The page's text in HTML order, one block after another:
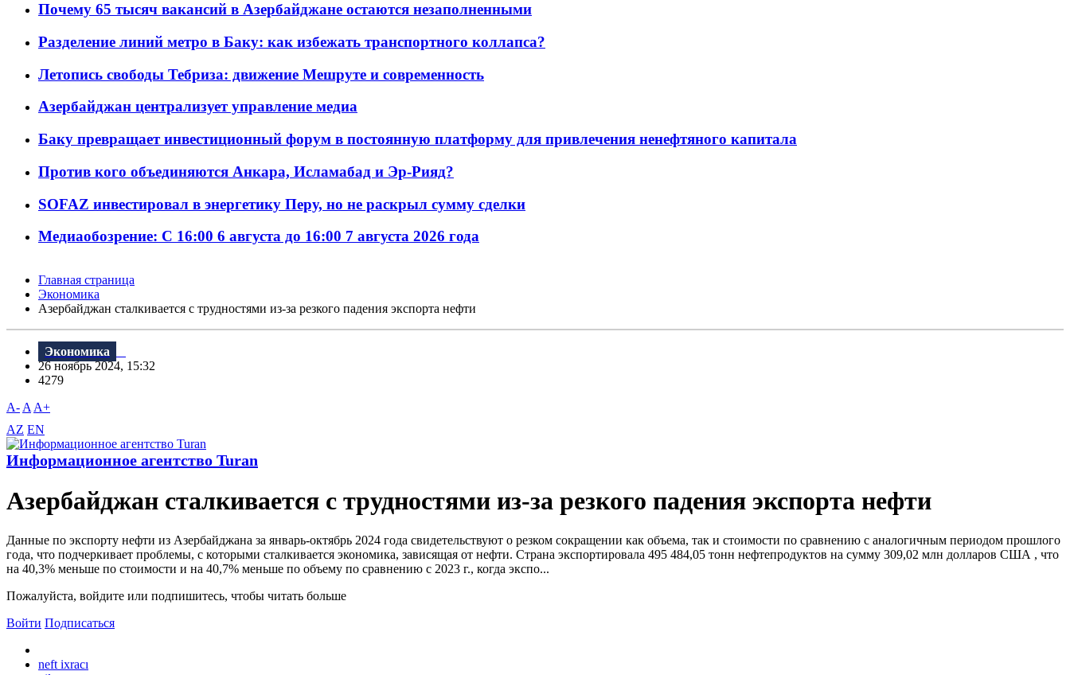
Почему 65 тысяч вакансий в Азербайджане остаются незаполненными
Разделение линий метро в Баку: как избежать транспортного коллапса?
Летопись свободы Тебриза: движение Мешруте и современность
Азербайджан централизует управление медиа
Баку превращает инвестиционный форум в постоянную платформу для привлечения ненефтяного капитала
Против кого объединяются Анкара, Исламабад и Эр-Рияд?
SOFAZ инвестировал в энергетику Перу, но не раскрыл сумму сделки
Медиаобозрение: С 16:00 6 августа до 16:00 7 августа 2026 года
Главная страница
Экономика
Азербайджан сталкивается с трудностями из-за резкого падения экспорта нефти
Экономика
26 ноябрь 2024, 15:32
4279
A- A A+
AZ EN
Информационное агентство Turan
Азербайджан сталкивается с трудностями из-за резкого падения экспорта нефти
Данные по экспорту нефти из Азербайджана за январь-октябрь 2024 года свидетельствуют о резком сокращении как объема, так и стоимости по сравнению с аналогичным периодом прошлого
года, что подчеркивает проблемы, с которыми сталкивается экономика, зависящая от нефти. Страна экспортировала 495 484,05 тонн нефтепродуктов на сумму 309,02 млн долларов США , что
на 40,3% меньше по стоимости и на 40,7% меньше по объему по сравнению с 2023 г., когда экспо...
Пожалуйста, войдите или подпишитесь, чтобы читать больше
Войти Подписаться
neft ixracı